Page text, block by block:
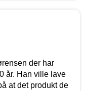
der har
år. Han ville lave
at det produkt de